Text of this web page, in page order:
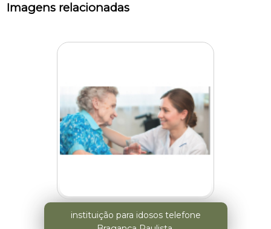
Imagens relacionadas
instituição para idosos telefone